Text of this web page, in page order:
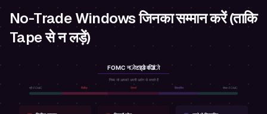
No-Trade Windows जिनका सम्मान करें (ताकि
Tape से न लड़ें)